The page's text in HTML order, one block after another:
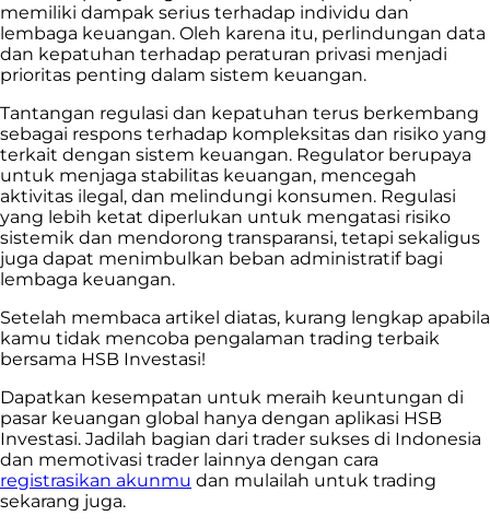
memiliki dampak serius terhadap individu dan
lembaga keuangan. Oleh karena itu, perlindungan data
dan kepatuhan terhadap peraturan privasi menjadi
prioritas penting dalam sistem keuangan.
Tantangan regulasi dan kepatuhan terus berkembang
sebagai respons terhadap kompleksitas dan risiko yang
terkait dengan sistem keuangan. Regulator berupaya
untuk menjaga stabilitas keuangan, mencegah
aktivitas ilegal, dan melindungi konsumen. Regulasi
yang lebih ketat diperlukan untuk mengatasi risiko
sistemik dan mendorong transparansi, tetapi sekaligus
juga dapat menimbulkan beban administratif bagi
lembaga keuangan.
Setelah membaca artikel diatas, kurang lengkap apabila
kamu tidak mencoba pengalaman trading terbaik
bersama HSB Investasi!
Dapatkan kesempatan untuk meraih keuntungan di
pasar keuangan global hanya dengan aplikasi HSB
Investasi. Jadilah bagian dari trader sukses di Indonesia
dan memotivasi trader lainnya dengan cara
registrasikan akunmu dan mulailah untuk trading
sekarang juga.